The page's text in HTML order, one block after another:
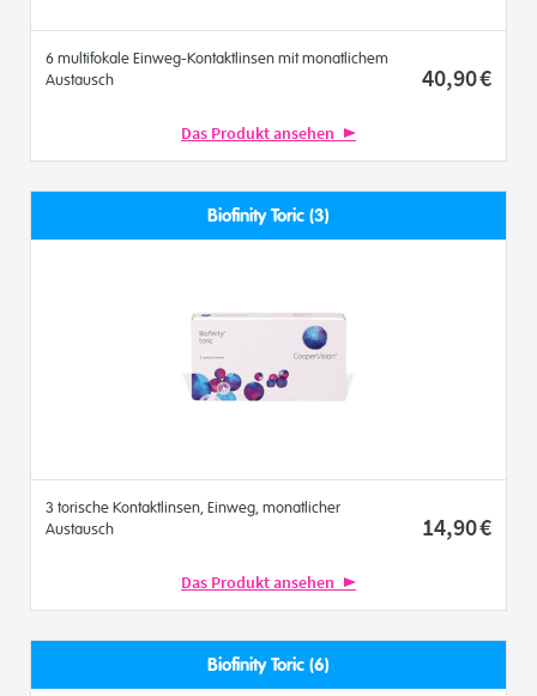
6 multifokale Einweg-Kontaktlinsen mit monatlichem
Austausch
40,90€
Das Produkt ansehen
Biofinity Toric (3)
3 torische Kontaktlinsen, Einweg, monatlicher
Austausch
14,90€
Das Produkt ansehen
Biofinity Toric (6)